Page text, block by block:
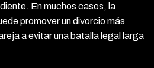
En muchos casos, la
promover un divorcio más
a evitar una batalla legal larga